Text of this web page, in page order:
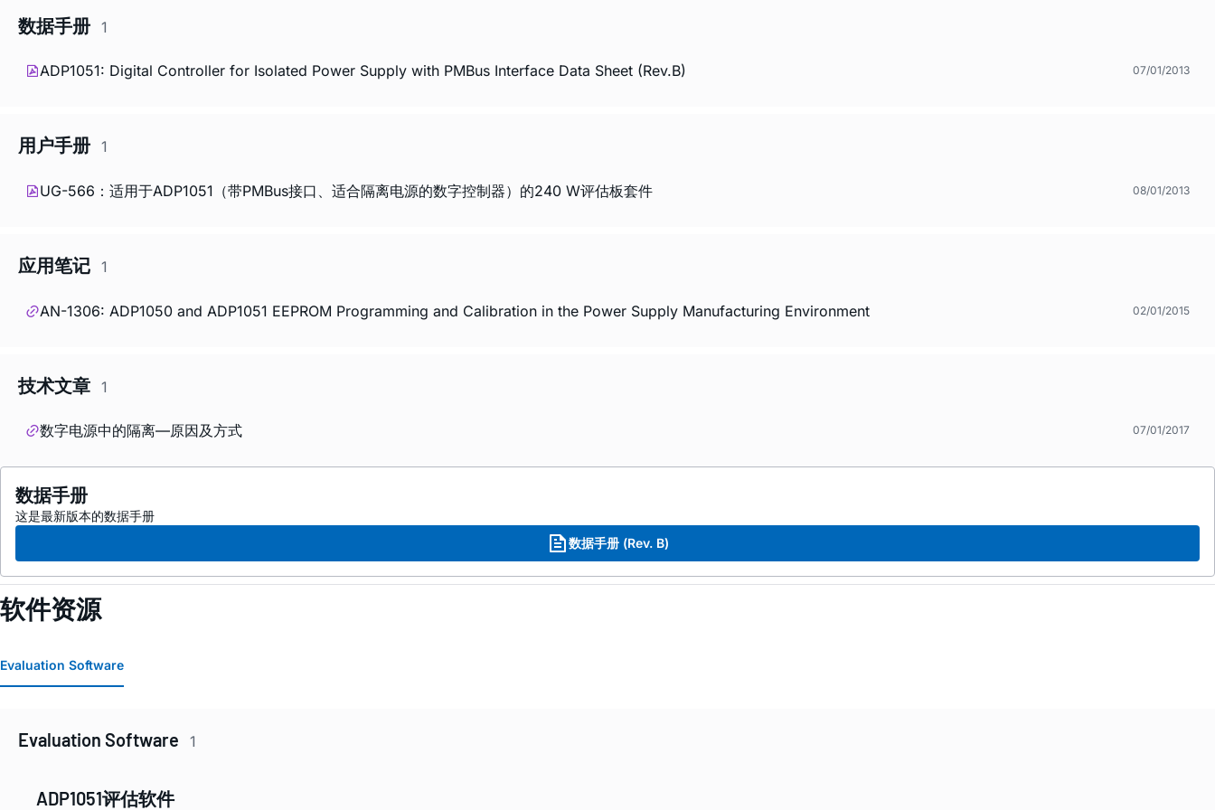
数据手册 1
ADP1051: Digital Controller for Isolated Power Supply with PMBus Interface Data Sheet (Rev.B) 07/01/2013
用户手册 1
UG-566：适用于ADP1051（带PMBus接口、适合隔离电源的数字控制器）的240 W评估板套件 08/01/2013
应用笔记 1
AN-1306: ADP1050 and ADP1051 EEPROM Programming and Calibration in the Power Supply Manufacturing Environment 02/01/2015
技术文章 1
数字电源中的隔离—原因及方式 07/01/2017
数据手册
这是最新版本的数据手册
数据手册 (Rev. B)
软件资源
Evaluation Software
Evaluation Software 1
ADP1051评估软件